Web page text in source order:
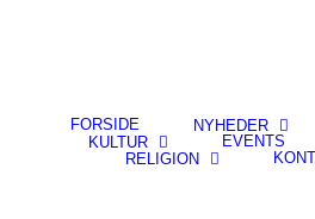
FORSIDE NYHEDER
KULTUR
EVENTS
RELIGION